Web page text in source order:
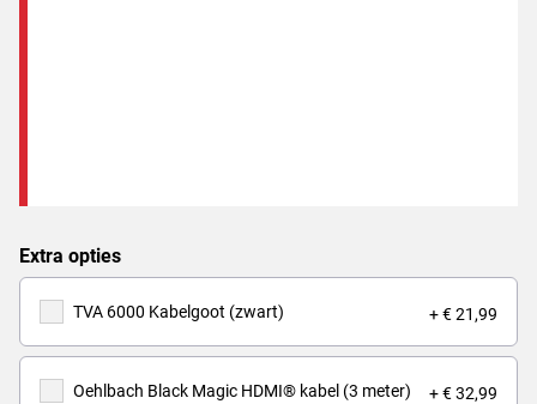
Extra opties
TVA 6000 Kabelgoot (zwart) + € 21,99
Oehlbach Black Magic HDMI® kabel (3 meter) + € 32,99